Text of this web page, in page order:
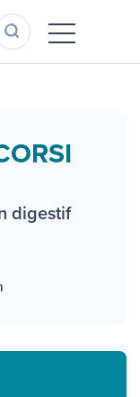
digestif